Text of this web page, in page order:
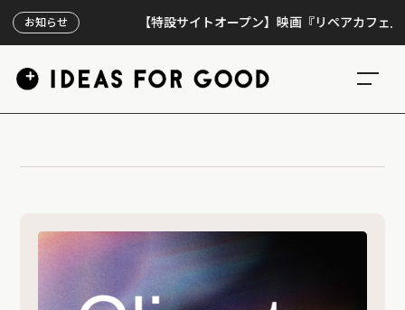
お知らせ 【特設サイトオープン】映画『リペアカフェ』、上